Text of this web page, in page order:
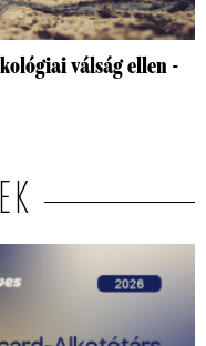
válság ellen -